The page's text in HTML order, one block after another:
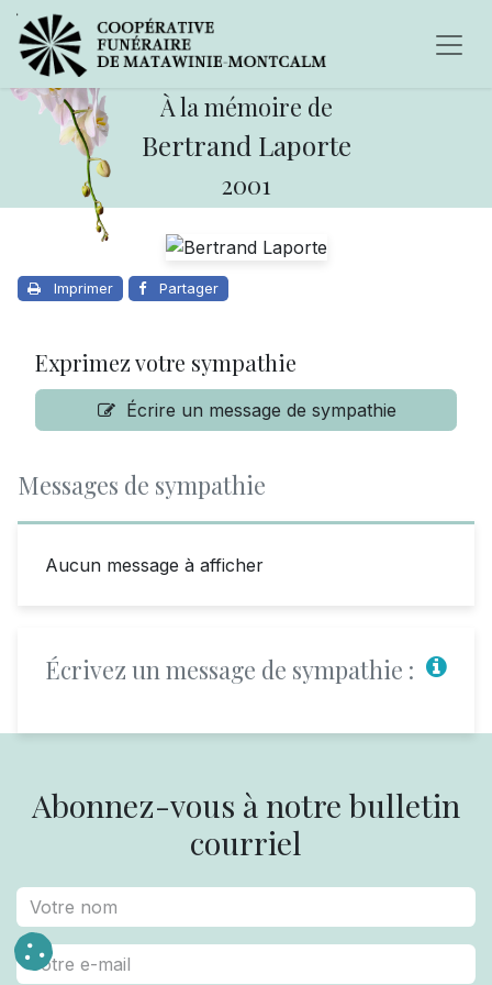
À la mémoire de
Bertrand Laporte
2001
Imprimer Partager
Exprimez votre sympathie
Écrire un message de sympathie
Messages de sympathie
Aucun message à afficher
Écrivez un message de sympathie :
Abonnez-vous à notre bulletin
courriel